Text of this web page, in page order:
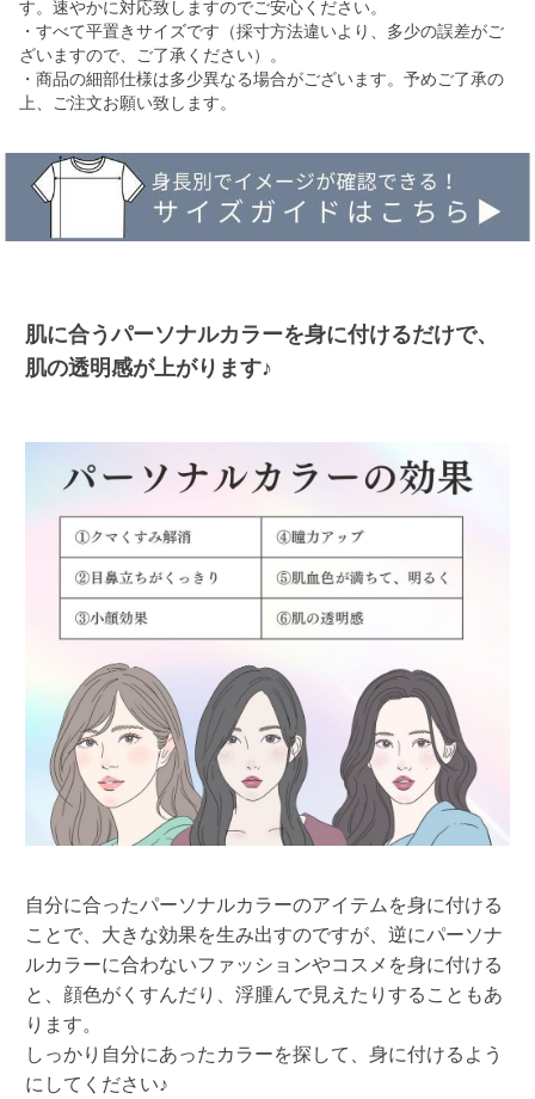
す。速やかに対応致しますのでご安心ください。
・すべて平置きサイズです（採寸方法違いより、多少の誤差がご
ざいますので、ご了承ください）。
・商品の細部仕様は多少異なる場合がございます。予めご了承の
上、ご注文お願い致します。
肌に合うパーソナルカラーを身に付けるだけで、
肌の透明感が上がります♪
自分に合ったパーソナルカラーのアイテムを身に付ける
ことで、大きな効果を生み出すのですが、逆にパーソナ
ルカラーに合わないファッションやコスメを身に付ける
と、顔色がくすんだり、浮腫んで見えたりすることもあ
ります。
しっかり自分にあったカラーを探して、身に付けるよう
にしてください♪